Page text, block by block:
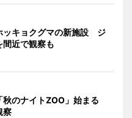
ッキョクグマの新施設 ジ
間近で観察も
秋のナイトZOO」始まる
察